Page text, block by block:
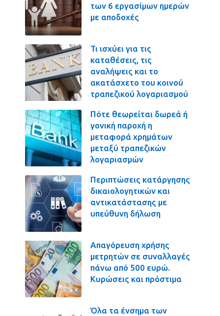
των 6 εργασίμων ημερών
με αποδοχές
Τι ισχύει για τις
καταθέσεις, τις
αναλήψεις και το
ακατάσχετο του κοινού
τραπεζικού λογαριασμού
Πότε θεωρείται δωρεά ή
γονική παροχή η
μεταφορά χρημάτων
μεταξύ τραπεζικών
λογαριασμών
Περιπτώσεις κατάργησης
δικαιολογητικών και
αντικατάστασης με
υπεύθυνη δήλωση
Απαγόρευση χρήσης
μετρητών σε συναλλαγές
πάνω από 500 ευρώ.
Κυρώσεις και πρόστιμα
Όλα τα ένσημα των